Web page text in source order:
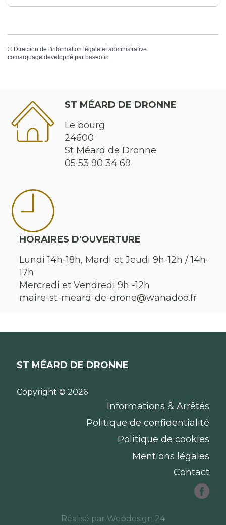
© Direction de l'information légale et administrative
comarquage developpé par baseo.io
ST MÉARD DE DRONNE
Le bourg
24600
St Méard de Dronne
05 53 90 34 69
HORAIRES D'OUVERTURE
Lundi 14h-18h, Mardi et Jeudi 9h-12h / 14h-
17h
Mercredi et Vendredi 9h -12h
maire-st-meard-de-drone@wanadoo.fr
ST MÉARD DE DRONNE
Copyright © 2026
Informations & Arrêtés
Politique de confidentialité
Politique de cookies
Mentions légales
Contact
Réalisé par Webdesign 24